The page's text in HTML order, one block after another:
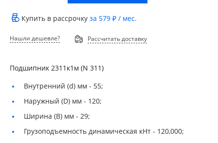
Купить в рассрочку за 579 ₽ / мес.
Нашли дешевле? Рассчитать доставку
Подшипник 2311к1м (N 311)
Внутренний (d) мм - 55;
Наружный (D) мм - 120;
Ширина (B) мм - 29;
Грузоподъемность динамическая кНт - 120,000;